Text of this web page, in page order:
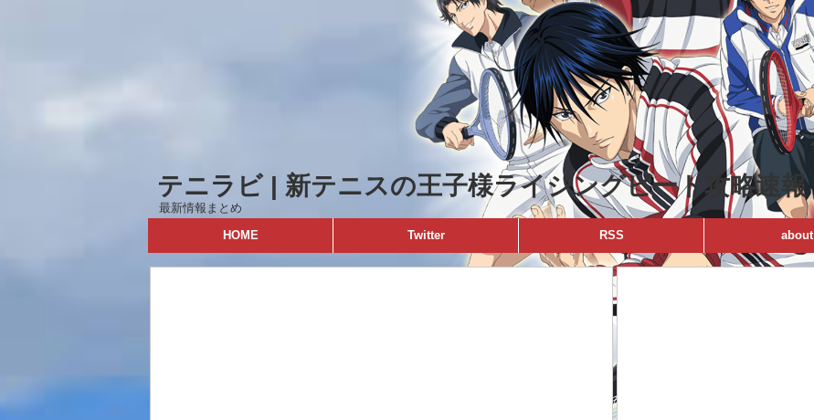
テニラビ | 新テニスの王子様ライジングビート攻略速報
最新情報まとめ
HOME
Twitter RSS about